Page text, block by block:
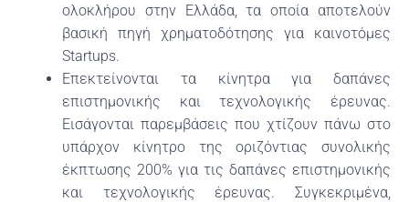
ολοκλήρου στην Ελλάδα, τα οποία αποτελούν
βασική πηγή χρηματοδότησης για καινοτόμες
Startups.
Επεκτείνονται τα κίνητρα για δαπάνες
επιστημονικής και τεχνολογικής έρευνας.
Εισάγονται παρεμβάσεις που χτίζουν πάνω στο
υπάρχον κίνητρο της οριζόντιας συνολικής
έκπτωσης 200% για τις δαπάνες επιστημονικής
και τεχνολογικής έρευνας. Συγκεκριμένα,